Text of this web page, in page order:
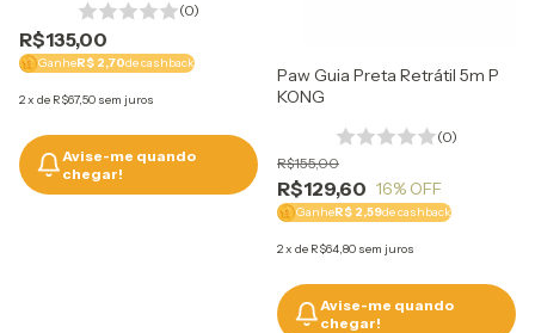
(0)
R$135,00
GanheR$ 2,70de cashback
2x de R$67,50 sem juros
Avise-me quando
chegar!
Paw Guia Preta Retrátil 5m P
KONG
(0)
R$129,60
R$155,00
16% OFF
GanheR$ 2,59de cashback
2x de R$64,80 sem juros
Avise-me quando
chegar!